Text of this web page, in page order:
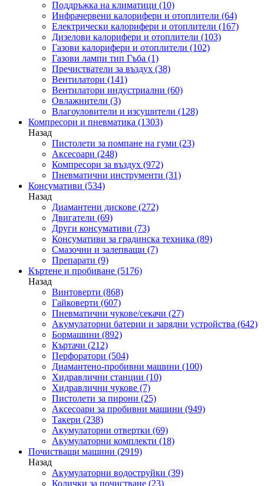
Поддръжка на климатици (10)
Инфрачервени калорифери и отоплители (64)
Електрически калорифери и отоплители (167)
Дизелови калорифери и отоплители (103)
Газови калорифери и отоплители (102)
Газови лампи тип Гъба (1)
Пречистватели за въздух (38)
Вентилатори (141)
Вентилатори индустриални (60)
Овлажнители (3)
Влагоуловители и изсушители (128)
Компресори и пневматика (1303)
Назад
Пистолети за помпане на гуми (23)
Аксесоари (248)
Компресори за въздух (972)
Пневматични инструменти (31)
Консумативи (534)
Назад
Диамантени дискове (272)
Двигатели (69)
Други консумативи (73)
Консумативи за градинска техника (89)
Смазочни и залепващи (7)
Препарати (9)
Къртене и пробиване (5176)
Назад
Винтоверти (868)
Гайковерти (607)
Пневматични чукове/секачи (27)
Акумулаторни батерии и зарядни устройства (642)
Бормашини (892)
Къртачи (212)
Перфоратори (504)
Диамантено-пробивни машини (100)
Хидравлични станции (10)
Хидравлични чукове (7)
Пистолети за пирони (25)
Аксесоари за пробивни машини (949)
Такери (238)
Акумулаторни отвертки (69)
Акумулаторни комплекти (18)
Почистващи машини (2919)
Назад
Акумулаторни водоструйки (39)
Колички за почистване (23)